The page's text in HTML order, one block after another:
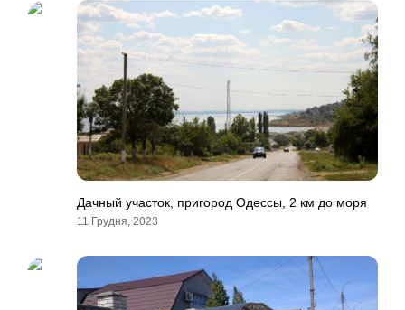
Дачный участок, пригород Одессы, 2 км до моря
11 Грудня, 2023